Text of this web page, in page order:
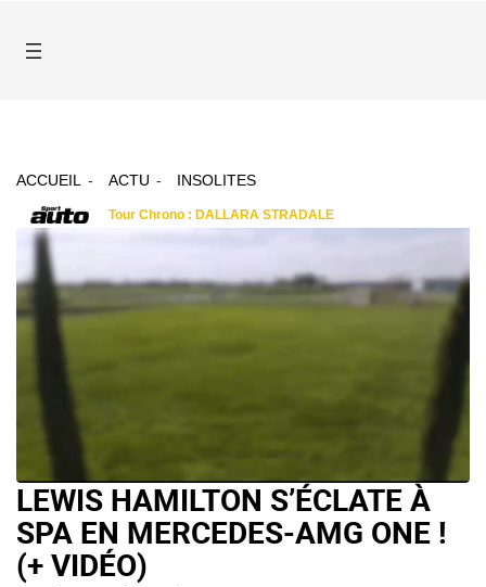
ACCUEIL ACTU INSOLITES
LEWIS HAMILTON S’ÉCLATE À
SPA EN MERCEDES-AMG ONE !
(+ VIDÉO)